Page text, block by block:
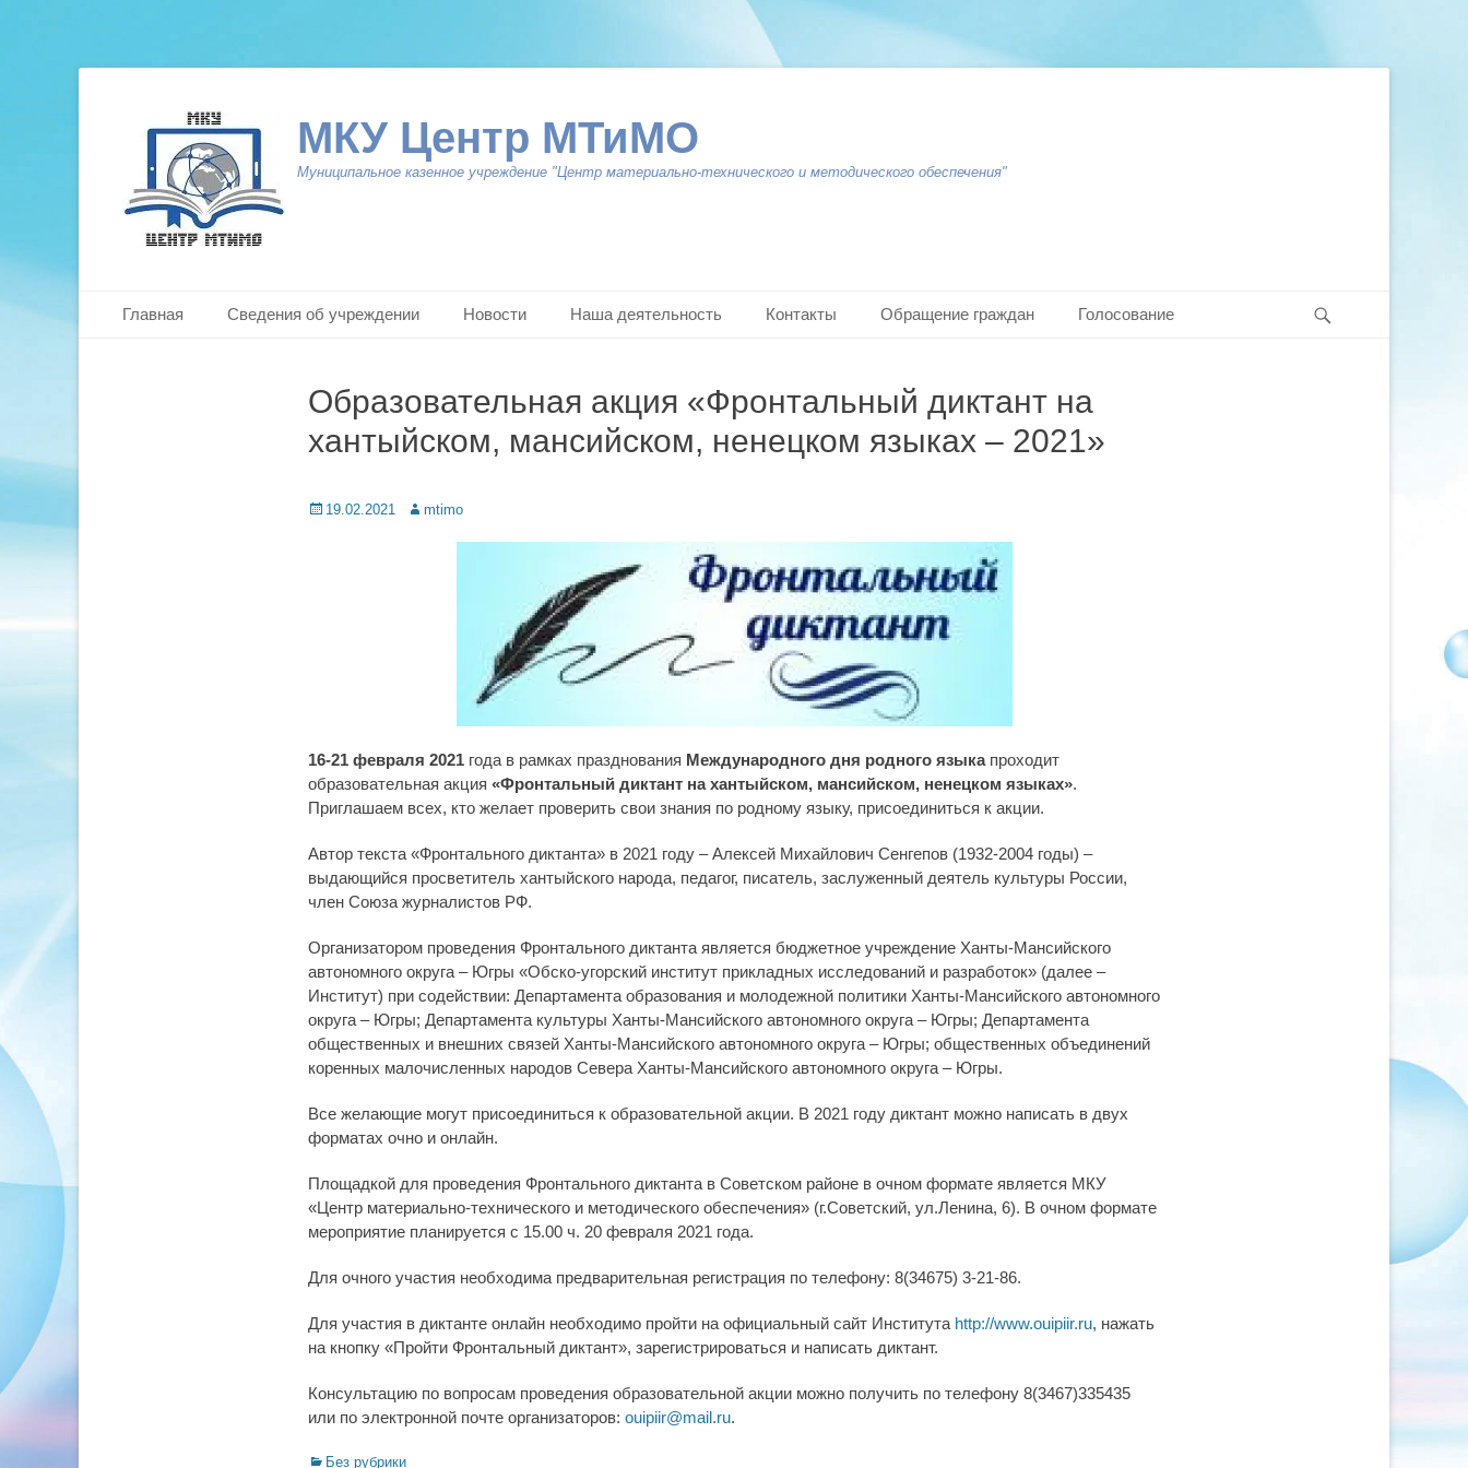
МКУ Центр МТиМО
Муниципальное казенное учреждение "Центр материально-технического и методического обеспечения"
Primary Menu
Главная Сведения об учреждении Новости Наша деятельность Контакты Обращение граждан Голосование
Образовательная акция «Фронтальный диктант на
хантыйском, мансийском, ненецком языках – 2021»
Posted
19.02.2021 Author
mtimo
16-21 февраля 2021 года в рамках празднования Международного дня родного языка проходит
образовательная акция «Фронтальный диктант на хантыйском, мансийском, ненецком языках».
Приглашаем всех, кто желает проверить свои знания по родному языку, присоединиться к акции.
Автор текста «Фронтального диктанта» в 2021 году – Алексей Михайлович Сенгепов (1932-2004 годы) –
выдающийся просветитель хантыйского народа, педагог, писатель, заслуженный деятель культуры России,
член Союза журналистов РФ.
Организатором проведения Фронтального диктанта является бюджетное учреждение Ханты-Мансийского
автономного округа – Югры «Обско-угорский институт прикладных исследований и разработок» (далее –
Институт) при содействии: Департамента образования и молодежной политики Ханты-Мансийского автономного
округа – Югры; Департамента культуры Ханты-Мансийского автономного округа – Югры; Департамента
общественных и внешних связей Ханты-Мансийского автономного округа – Югры; общественных объединений
коренных малочисленных народов Севера Ханты-Мансийского автономного округа – Югры.
Все желающие могут присоединиться к образовательной акции. В 2021 году диктант можно написать в двух
форматах очно и онлайн.
Площадкой для проведения Фронтального диктанта в Советском районе в очном формате является МКУ
«Центр материально-технического и методического обеспечения» (г.Советский, ул.Ленина, 6). В очном формате
мероприятие планируется с 15.00 ч. 20 февраля 2021 года.
Для очного участия необходима предварительная регистрация по телефону: 8(34675) 3-21-86.
Для участия в диктанте онлайн необходимо пройти на официальный сайт Института http://www.ouipiir.ru, нажать
на кнопку «Пройти Фронтальный диктант», зарегистрироваться и написать диктант.
Консультацию по вопросам проведения образовательной акции можно получить по телефону 8(3467)335435
или по электронной почте организаторов: ouipiir@mail.ru.
Categories
Без рубрики